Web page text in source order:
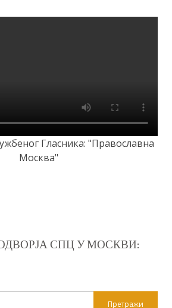
Гласника: "Православна
Москва"
СПЦ У МОСКВИ: